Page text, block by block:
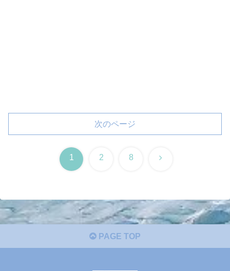
次のページ
1 2 8 次
PAGE TOP